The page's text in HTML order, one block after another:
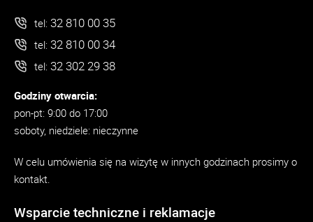
tel: 32 810 00 35
tel: 32 810 00 34
tel: 32 302 29 38
Godziny otwarcia:
pon-pt: 9:00 do 17:00
soboty, niedziele: nieczynne
W celu umówienia się na wizytę w innych godzinach prosimy o
kontakt.
Wsparcie techniczne i reklamacje